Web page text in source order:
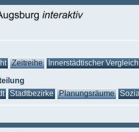
Zeitreihe Innerstädtischer Vergleich
Stadtbezirke Planungsräume